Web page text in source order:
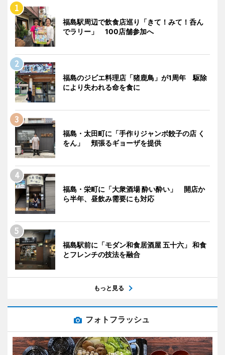
福島駅周辺で飲食店巡り「きて！みて！呑ん
でラリー」 100店舗参加へ
福島のジビエ料理店「猪鹿鳥」が1周年 駆除
により失われる命を食に
福島・太田町に「手作りジャンボ餃子の店 く
をん」 頬張るギョーザを提供
福島・栄町に「大衆酒場 酔い酔い」 開店か
ら半年、昼飲み需要にも対応
福島駅前に「モダン和食居酒屋 五十六」 和食
とフレンチの技法を融合
もっと見る
フォトフラッシュ